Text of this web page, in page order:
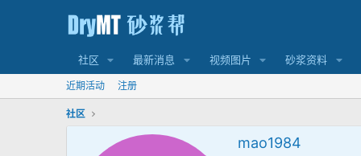
社区 最新消息 视频图片 砂浆资料
近期活动 注册
社区
mao1984